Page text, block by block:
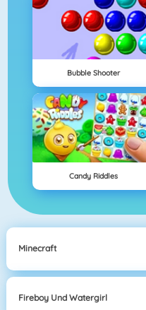
Bubble Shooter
Candy Riddles
Minecraft
Fireboy Und Watergirl